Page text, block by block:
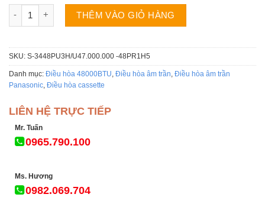
Điều hoà âm trần Panasonic S-3448PU3H/U-48PR1H5 | 1 chiều
THÊM VÀO GIỎ HÀNG
SKU: S-3448PU3H/U47.000.000 -48PR1H5
Danh mục: Điều hòa 48000BTU Điều hòa âm trần Điều hòa âm trần
Panasonic Điều hòa cassette
LIÊN HỆ TRỰC TIẾP
Mr. Tuấn
0965.790.100
Ms. Hương
0982.069.704